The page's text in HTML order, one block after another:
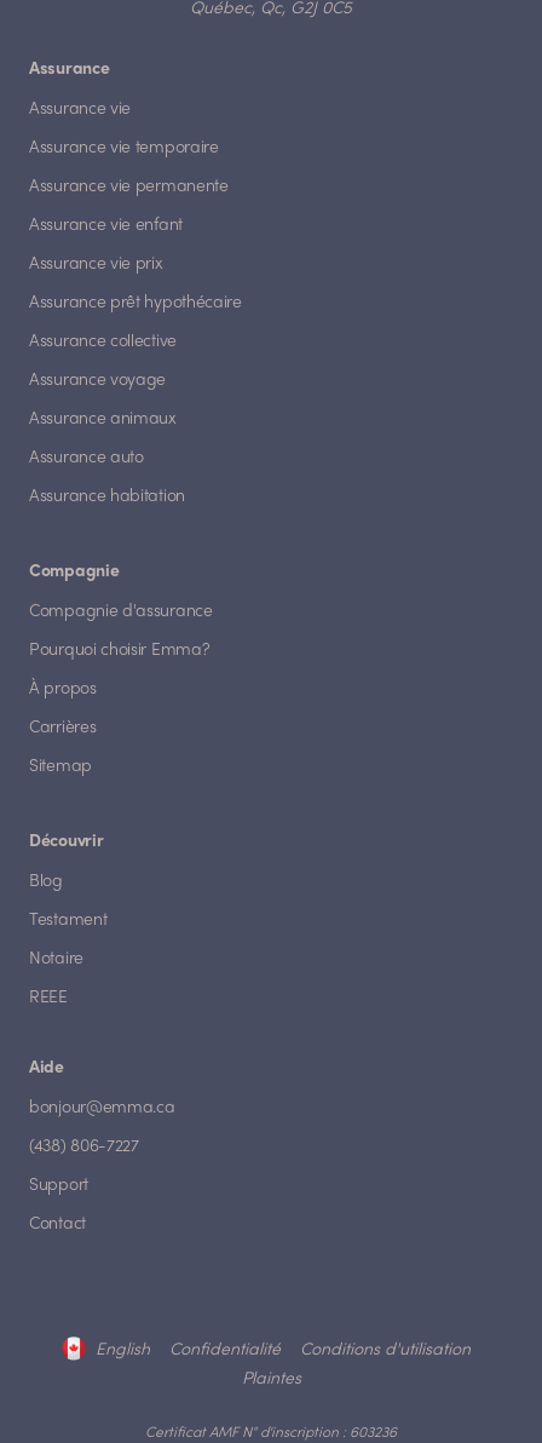
Québec, Qc, G2J 0C5
Assurance
Assurance vie
Assurance vie temporaire
Assurance vie permanente
Assurance vie enfant
Assurance vie prix
Assurance prêt hypothécaire
Assurance collective
Assurance voyage
Assurance animaux
Assurance auto
Assurance habitation
Compagnie
Compagnie d'assurance
Pourquoi choisir Emma?
À propos
Carrières
Sitemap
Découvrir
Blog
Testament
Notaire
REEE
Aide
bonjour@emma.ca
(438) 806-7227
Support
Contact
Certificat AMF N° d'inscription : 603236
English Confidentialité
Conditions d'utilisation
Plaintes